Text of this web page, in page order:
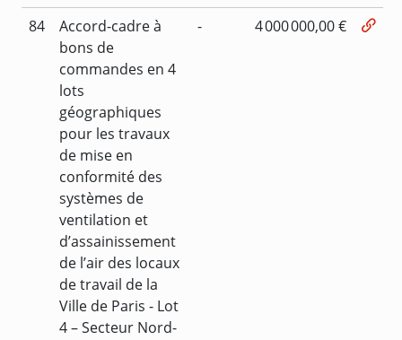
84
Accord-cadre à
bons de
commandes en 4
lots
géographiques
pour les travaux
de mise en
conformité des
systèmes de
ventilation et
d’assainissement
de l’air des locaux
de travail de la
Ville de Paris - Lot
4 – Secteur Nord-
- 4 000 000,00 €